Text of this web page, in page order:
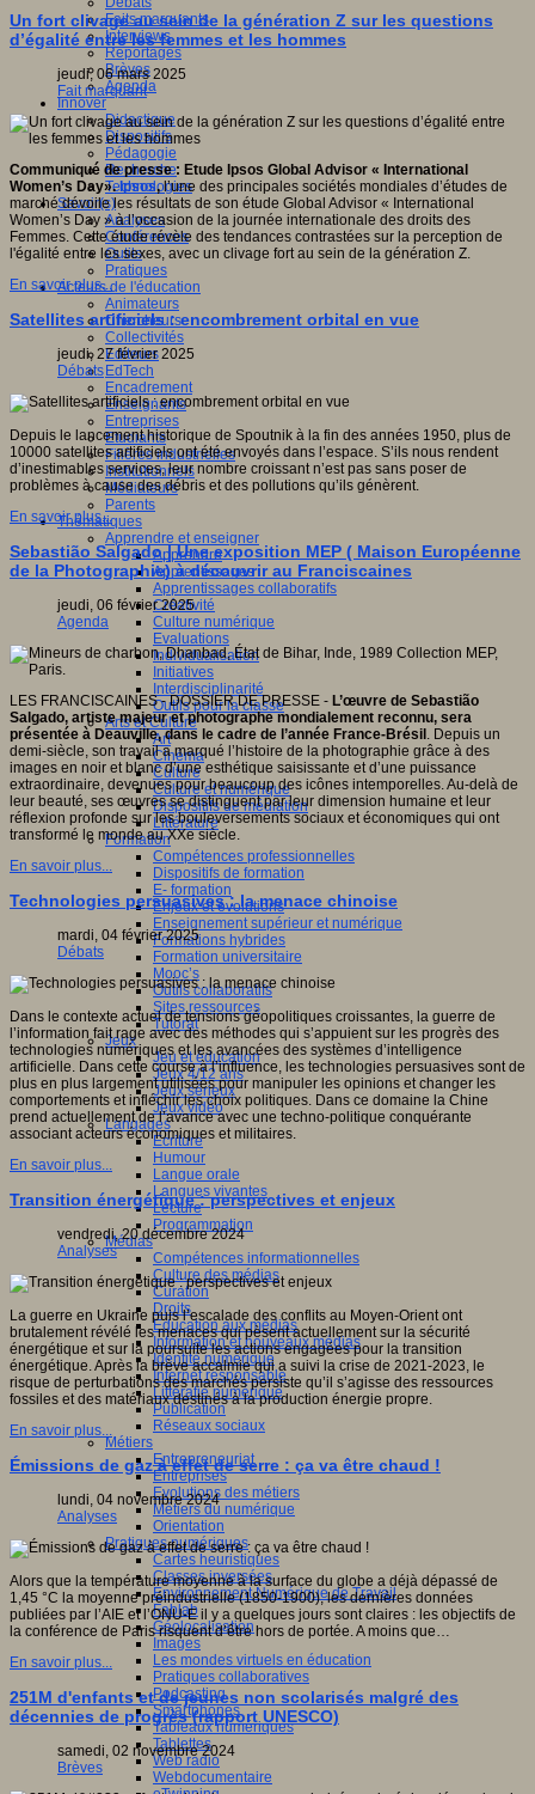
Faits marquants
Interviews
Reportages
Brèves
Agenda
Innover
Didactique
Dispositifs
Pédagogie
Recherche
Technologies
Savoir(s)
Analyses
Conférences
Outils
Pratiques
Acteurs de l'éducation
Animateurs
Chercheurs
Collectivités
Editeurs
EdTech
Encadrement
Enseignants
Entreprises
Etudiants
Filières industrielles
Institutionnels
Médiateurs
Parents
Thématiques
Apprendre et enseigner
Apprendre
Apprentissages
Apprentissages collaboratifs
Créativité
Culture numérique
Evaluations
Individualisation
Initiatives
Interdisciplinarité
Outils pour la classe
Arts et Culture
Art
Cinéma
Culture
Culture et numérique
Dispositifs de médiation
Littérature
Formation
Compétences professionnelles
Dispositifs de formation
E- formation
Enjeux et évolutions
Enseignement supérieur et numérique
Formations hybrides
Formation universitaire
Mooc’s
Outils collaboratifs
Sites ressources
Tutorat
Jeux
Jeu et éducation
Jeux 4/12 ans
Jeux sérieux
Jeux vidéo
Langages
Ecriture
Humour
Langue orale
Langues vivantes
Lecture
Programmation
Médias
Compétences informationnelles
Culture des médias
Curation
Droits
Education aux médias
Information et nouveaux médias
Identité numérique
Internet responsable
Littératie numérique
Publication
Réseaux sociaux
Métiers
Entrepreneuriat
Entreprises
Evolutions des métiers
Métiers du numérique
Orientation
Pratiques numériques
Cartes heuristiques
Classes inversées
Environnement Numérique de Travail
Fablab
Géolocalisation
Images
Les mondes virtuels en éducation
Pratiques collaboratives
Podcasting
Smartphones
Tableaux numériques
Tablettes
Web radio
Webdocumentaire
Un fort clivage au sein de la génération Z sur les questions
d’égalité entre les femmes et les hommes
jeudi, 06 mars 2025
Fait marquant
Communiqué de presse : Etude Ipsos Global Advisor « International
Women’s Day».Ipsos,l’une des principales sociétés mondiales d’études de
marché dévoile les résultats de son étude Global Advisor « International
Women’s Day » à l’occasion de la journée internationale des droits des
Femmes. Cette étude révèle des tendances contrastées sur la perception de
l'égalité entre les sexes, avec un clivage fort au sein de la génération Z.
En savoir plus...
Satellites artificiels : encombrement orbital en vue
jeudi, 27 février 2025
Débats
Depuis le lancement historique de Spoutnik à la fin des années 1950, plus de
10000 satellites artificiels ont été envoyés dans l’espace. S’ils nous rendent
d’inestimables services, leur nombre croissant n’est pas sans poser de
problèmes à cause des débris et des pollutions qu’ils génèrent.
En savoir plus...
Sebastião Salgado | Une exposition MEP ( Maison Européenne
de la Photographie) à découvrir au Franciscaines
jeudi, 06 février 2025
Agenda
LES FRANCISCAINES - DOSSIER DE PRESSE - L’œuvre de Sebastião
Salgado, artiste majeur et photographe mondialement reconnu, sera
présentée à Deauville, dans le cadre de l’année France-Brésil . Depuis un
demi-siècle, son travail a marqué l’histoire de la photographie grâce à des
images en noir et blanc d’une esthétique saisissante et d’une puissance
extraordinaire, devenues pour beaucoup des icônes intemporelles. Au-delà de
leur beauté, ses œuvres se distinguent par leur dimension humaine et leur
réflexion profonde sur les bouleversements sociaux et économiques qui ont
transformé le monde au XXe siècle.
En savoir plus...
Technologies persuasives : la menace chinoise
mardi, 04 février 2025
Débats
Dans le contexte actuel de tensions géopolitiques croissantes, la guerre de
l’information fait rage avec des méthodes qui s’appuient sur les progrès des
technologies numériques et les avancées des systèmes d’intelligence
artificielle. Dans cette course à l’influence, les technologies persuasives sont de
plus en plus largement utilisées pour manipuler les opinions et changer les
comportements et infléchir les choix politiques. Dans ce domaine la Chine
prend actuellement de l’avance avec une techno-politique conquérante
associant acteurs économiques et militaires.
En savoir plus...
Transition énergétique : perspectives et enjeux
vendredi, 20 décembre 2024
Analyses
La guerre en Ukraine puis l’escalade des conflits au Moyen-Orient ont
brutalement révélé les menaces qui pèsent actuellement sur la sécurité
énergétique et sur la poursuite les actions engagées pour la transition
énergétique. Après la brève accalmie qui a suivi la crise de 2021-2023, le
risque de perturbations des marchés persiste qu’il s’agisse des ressources
fossiles et des matériaux destinés à la production énergie propre.
En savoir plus...
Émissions de gaz à effet de serre : ça va être chaud !
lundi, 04 novembre 2024
Analyses
Alors que la température moyenne à la surface du globe a déjà dépassé de
1,45 °C la moyenne préindustrielle (1850-1900), les dernières données
publiées par l’AIE et l’ONU-E il y a quelques jours sont claires : les objectifs de
la conférence de Paris risquent d’être hors de portée. A moins que…
En savoir plus...
251M d'enfants et de jeunes non scolarisés malgré des
décennies de progrès (rapport UNESCO)
samedi, 02 novembre 2024
Brèves